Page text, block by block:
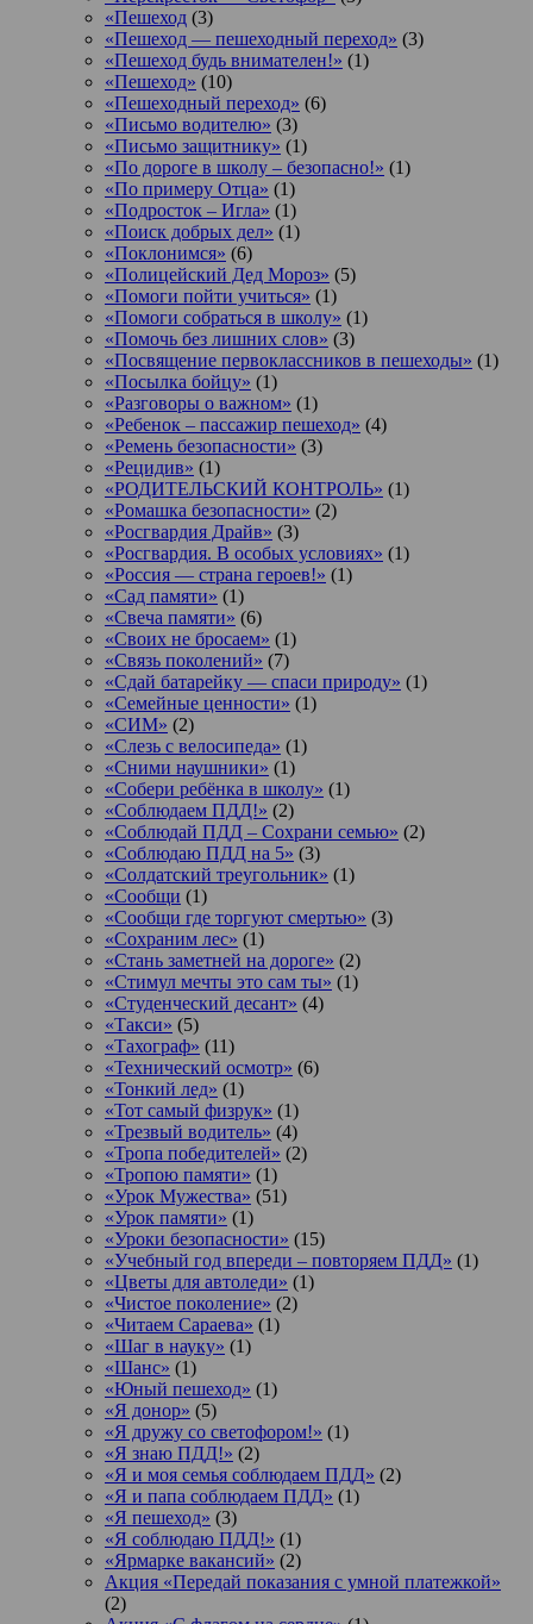
«Пешеход (3)
«Пешеход — пешеходный переход» (3)
«Пешеход будь внимателен!» (1)
«Пешеход» (10)
«Пешеходный переход» (6)
«Письмо водителю» (3)
«Письмо защитнику» (1)
«По дороге в школу – безопасно!» (1)
«По примеру Отца» (1)
«Подросток ‒ Игла» (1)
«Поиск добрых дел» (1)
«Поклонимся» (6)
«Полицейский Дед Мороз» (5)
«Помоги пойти учиться» (1)
«Помоги собраться в школу» (1)
«Помочь без лишних слов» (3)
«Посвящение первоклассников в пешеходы» (1)
«Посылка бойцу» (1)
«Разговоры о важном» (1)
«Ребенок – пассажир пешеход» (4)
«Ремень безопасности» (3)
«Рецидив» (1)
«РОДИТЕЛЬСКИЙ КОНТРОЛЬ» (1)
«Ромашка безопасности» (2)
«Росгвардия Драйв» (3)
«Росгвардия. В особых условиях» (1)
«Россия — страна героев!» (1)
«Сад памяти» (1)
«Свеча памяти» (6)
«Своих не бросаем» (1)
«Связь поколений» (7)
«Сдай батарейку — спаси природу» (1)
«Семейные ценности» (1)
«СИМ» (2)
«Слезь с велосипеда» (1)
«Сними наушники» (1)
«Собери ребёнка в школу» (1)
«Соблюдаем ПДД!» (2)
«Соблюдай ПДД – Сохрани семью» (2)
«Соблюдаю ПДД на 5» (3)
«Солдатский треугольник» (1)
«Сообщи (1)
«Сообщи где торгуют смертью» (3)
«Сохраним лес» (1)
«Стань заметней на дороге» (2)
«Стимул мечты это сам ты» (1)
«Студенческий десант» (4)
«Такси» (5)
«Тахограф» (11)
«Технический осмотр» (6)
«Тонкий лед» (1)
«Тот самый физрук» (1)
«Трезвый водитель» (4)
«Тропа победителей» (2)
«Тропою памяти» (1)
«Урок Мужества» (51)
«Урок памяти» (1)
«Уроки безопасности» (15)
«Учебный год впереди – повторяем ПДД» (1)
«Цветы для автоледи» (1)
«Чистое поколение» (2)
«Читаем Сараева» (1)
«Шаг в науку» (1)
«Шанс» (1)
«Юный пешеход» (1)
«Я донор» (5)
«Я дружу со светофором!» (1)
«Я знаю ПДД!» (2)
«Я и моя семья соблюдаем ПДД» (2)
«Я и папа соблюдаем ПДД» (1)
«Я пешеход» (3)
«Я соблюдаю ПДД!» (1)
«Ярмарке вакансий» (2)
Акция «Передай показания с умной платежкой»
(2)